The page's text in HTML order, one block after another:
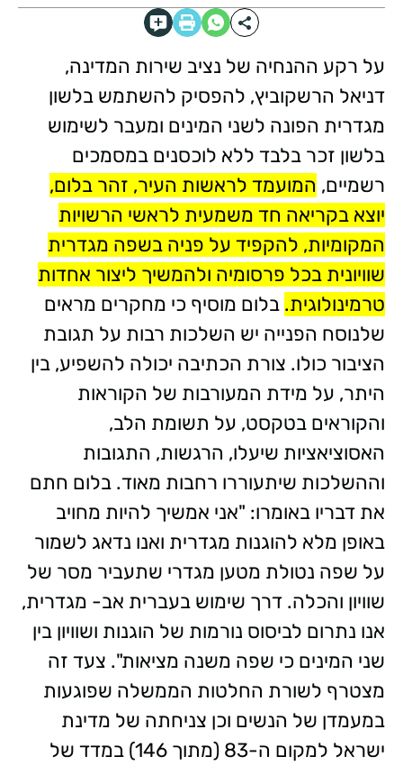
על רקע ההנחיה של נציב שירות המדינה,
דניאל הרשקוביץ, להפסיק להשתמש בלשון
מגדרית הפונה לשני המינים ומעבר לשימוש
בלשון זכר בלבד ללא לוכסנים במסמכים
רשמיים, המועמד לראשות העיר, זהר בלום,
יוצא בקריאה חד משמעית לראשי הרשויות
המקומיות, להקפיד על פניה בשפה מגדרית
שוויונית בכל פרסומיה ולהמשיך ליצור אחדות
טרמינולוגית. בלום מוסיף כי מחקרים מראים
שלנוסח הפנייה יש השלכות רבות על תגובת
הציבור כולו. צורת הכתיבה יכולה להשפיע, בין
היתר, על מידת המעורבות של הקוראות
והקוראים בטקסט, על תשומת הלב,
האסוציאציות שיעלו, הרגשות, התגובות
וההשלכות שיתעוררו רחבות מאוד. בלום חתם
את דבריו באומרו: "אני אמשיך להיות מחויב
באופן מלא להוגנות מגדרית ואנו נדאג לשמור
על שפה נטולת מטען מגדרי שתעביר מסר של
שוויון והכלה. דרך שימוש בעברית אב- מגדרית,
אנו נתרום לביסוס נורמות של הוגנות ושוויון בין
שני המינים כי שפה משנה מציאות". צעד זה
מצטרף לשורת החלטות הממשלה שפוגעות
במעמדן של הנשים וכן צניחתה של מדינת
ישראל למקום ה-83 (מתוך 146) במדד של